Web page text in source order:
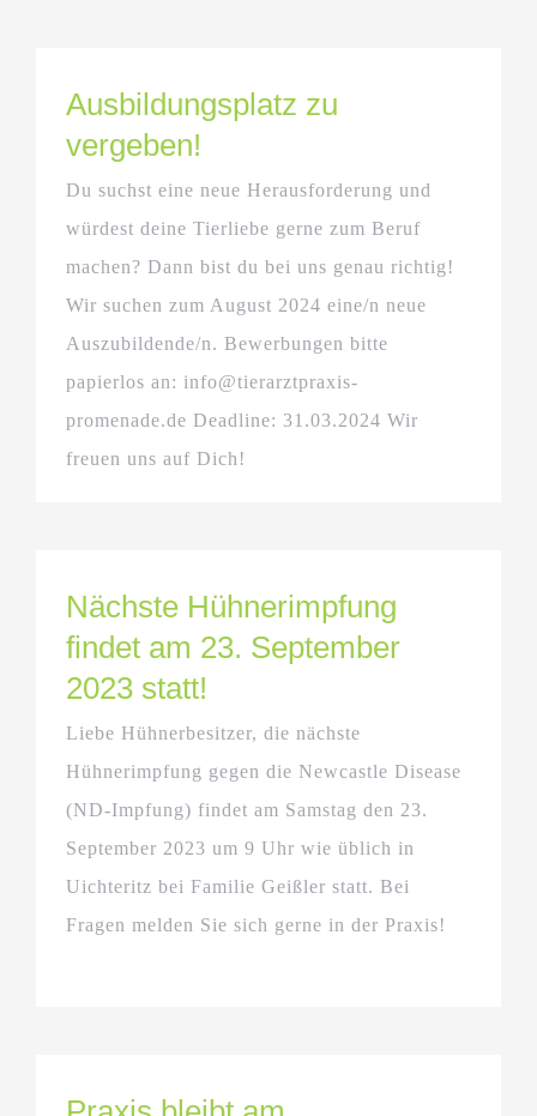
Ausbildungsplatz zu
vergeben!
Du suchst eine neue Herausforderung und
würdest deine Tierliebe gerne zum Beruf
machen? Dann bist du bei uns genau richtig!
Wir suchen zum August 2024 eine/n neue
Auszubildende/n. Bewerbungen bitte
papierlos an: info@tierarztpraxis-
promenade.de Deadline: 31.03.2024 Wir
freuen uns auf Dich!
Nächste Hühnerimpfung
findet am 23. September
2023 statt!
Liebe Hühnerbesitzer, die nächste
Hühnerimpfung gegen die Newcastle Disease
(ND-Impfung) findet am Samstag den 23.
September 2023 um 9 Uhr wie üblich in
Uichteritz bei Familie Geißler statt. Bei
Fragen melden Sie sich gerne in der Praxis!